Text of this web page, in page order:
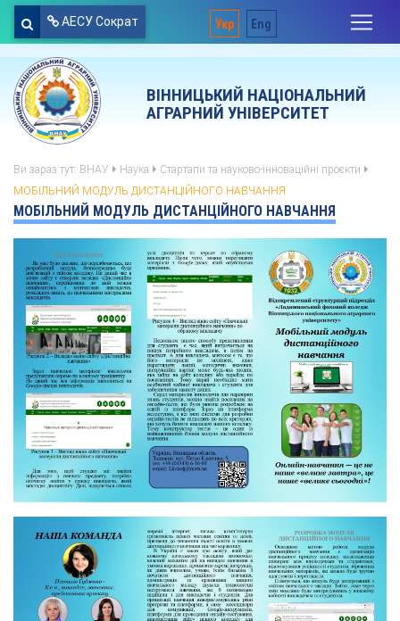
АЕСУ Сократ Укр Eng
ВІННИЦЬКИЙ НАЦІОНАЛЬНИЙ
АГРАРНИЙ УНІВЕРСИТЕТ
Ви зараз тут: ВНАУ Наука
Стартапи та науково-інноваційні проєкти
МОБІЛЬНИЙ МОДУЛЬ ДИСТАНЦІЙНОГО НАВЧАННЯ
МОБІЛЬНИЙ МОДУЛЬ ДИСТАНЦІЙНОГО НАВЧАННЯ